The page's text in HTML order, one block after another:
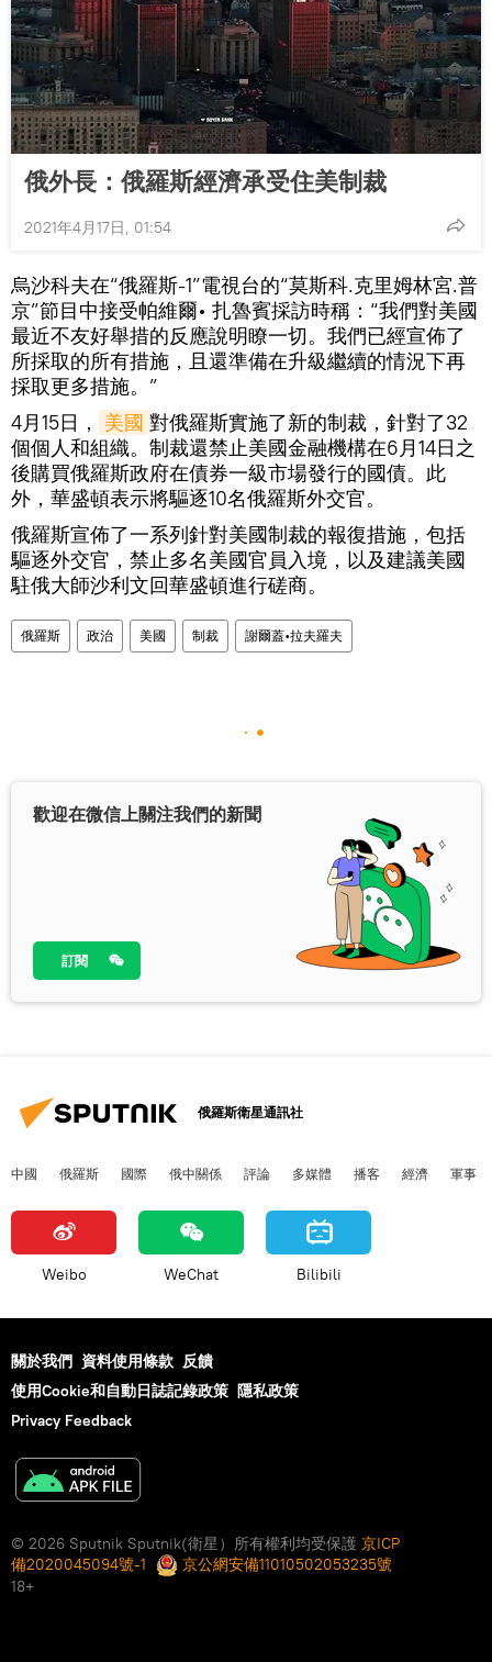
俄外長：俄羅斯經濟承受住美制裁
2021年4月17日, 01:54
烏沙科夫在“俄羅斯-1”電視台的“莫斯科.克里姆林宮.普
京”節目中接受帕維爾• 扎魯賓採訪時稱：“我們對美國
最近不友好舉措的反應說明瞭一切。我們已經宣佈了
所採取的所有措施，且還準備在升級繼續的情況下再
採取更多措施。”
4月15日， 美國 對俄羅斯實施了新的制裁，針對了32
個個人和組織。制裁還禁止美國金融機構在6月14日之
後購買俄羅斯政府在債券一級市場發行的國債。此
外，華盛頓表示將驅逐10名俄羅斯外交官。
俄羅斯宣佈了一系列針對美國制裁的報復措施，包括
驅逐外交官，禁止多名美國官員入境，以及建議美國
駐俄大師沙利文回華盛頓進行磋商。
俄羅斯 政治 美國 制裁 謝爾蓋•拉夫羅夫
歡迎在微信上關注我們的新聞
訂閱
俄羅斯衛星通訊社
中國 俄羅斯 國際 俄中關係 評論 多媒體 播客 經濟 軍事
Weibo WeChat Bilibili
關於我們 資料使用條款 反饋
使用Cookie和自動日誌記錄政策 隱私政策
Privacy Feedback
© 2026 Sputnik Sputnik(衛星）所有權利均受保護 京ICP
備2020045094號-1
京公網安備11010502053235號
18+